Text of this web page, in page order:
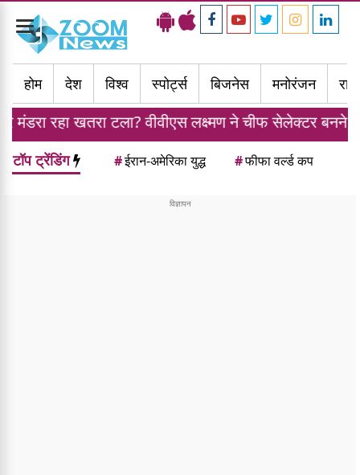
Toggle
navigation
होम
देश विश्व स्पोर्ट्स बिजनेस मनोरंजन
टला? वीवीएस लक्ष्मण ने चीफ सेलेक्टर बनने से किया मना
टॉप ट्रेंडिंग #ईरान-अमेरिका युद्ध #फीफा वर्ल्ड कप